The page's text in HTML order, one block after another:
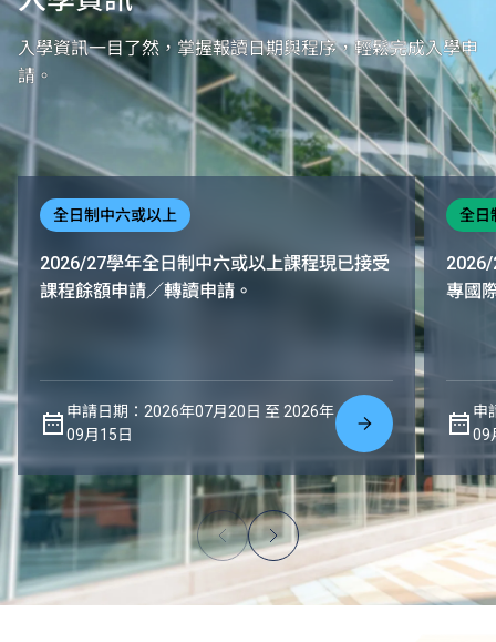
入學資訊一目了然，掌握報讀日期與程序，輕鬆完成入學申
請。
全日制中六或以上
2026/27學年全日制中六或以上課程現已接受
課程餘額申請／轉讀申請。
申請日期：2026年07月20日 至 2026年
09月15日
全日
2026/
專國
申
09